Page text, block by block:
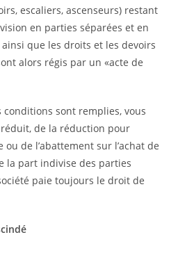
escaliers, ascenseurs) restant
en parties séparées et en
que les droits et les devoirs
alors régis par un «acte de
conditions sont remplies, vous
de la réduction pour
de l’abattement sur l’achat de
la part indivise des parties
paie toujours le droit de